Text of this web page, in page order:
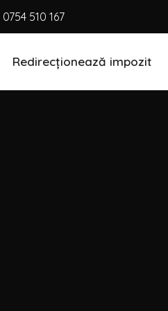
0754 510 167
Redirecționează impozit